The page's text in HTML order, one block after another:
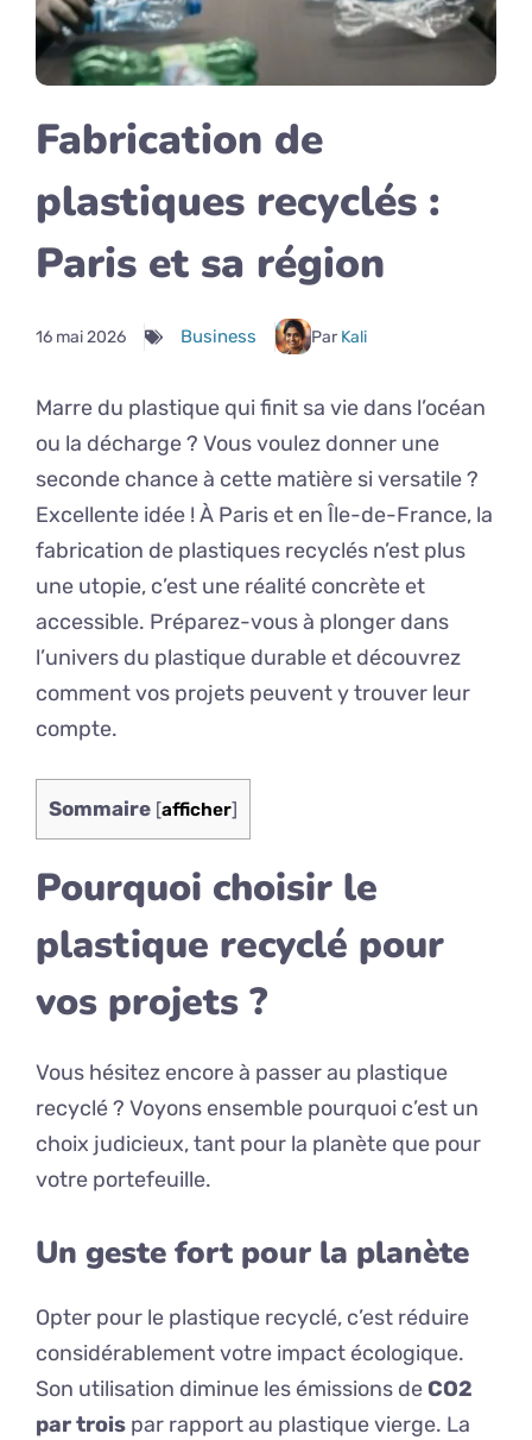
Fabrication de
plastiques recyclés :
Paris et sa région
16 mai 2026 Business Par Kali
Marre du plastique qui finit sa vie dans l’océan
ou la décharge ? Vous voulez donner une
seconde chance à cette matière si versatile ?
Excellente idée ! À Paris et en Île-de-France, la
fabrication de plastiques recyclés n’est plus
une utopie, c’est une réalité concrète et
accessible. Préparez-vous à plonger dans
l’univers du plastique durable et découvrez
comment vos projets peuvent y trouver leur
compte.
Sommaire [afficher]
Pourquoi choisir le
plastique recyclé pour
vos projets ?
Vous hésitez encore à passer au plastique
recyclé ? Voyons ensemble pourquoi c’est un
choix judicieux, tant pour la planète que pour
votre portefeuille.
Un geste fort pour la planète
Opter pour le plastique recyclé, c’est réduire
considérablement votre impact écologique.
Son utilisation diminue les émissions deCO2
par trois par rapport au plastique vierge. La